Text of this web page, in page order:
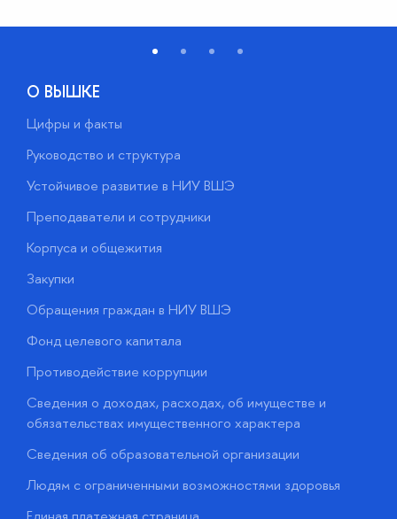
О ВЫШКЕ
Цифры и факты
Руководство и структура
Устойчивое развитие в НИУ ВШЭ
Преподаватели и сотрудники
Корпуса и общежития
Закупки
Обращения граждан в НИУ ВШЭ
Фонд целевого капитала
Противодействие коррупции
Сведения о доходах, расходах, об имуществе и
обязательствах имущественного характера
Сведения об образовательной организации
Людям с ограниченными возможностями здоровья